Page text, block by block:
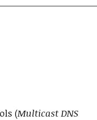
(Multicast DNS